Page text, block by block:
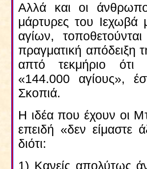
Αλλά και οι
μάρτυρες του
αγίων,
πραγματική απόδειξη
απτό τεκμήριο ότι
«144.000 αγίους»,
Σκοπιά.
Η ιδέα που έχουν οι
επειδή «δεν είμαστε
διότι:
1) Κανείς απολύτως